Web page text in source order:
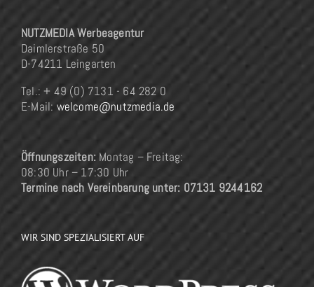
NUTZMEDIA Werbeagentur
Daimlerstraße 50
D-74211 Leingarten
Tel.: + 49 (0) 7131 - 64 282 0
E-Mail: welcome@nutzmedia.de
Öffnungszeiten: Montag – Freitag:
08:30 Uhr – 17:30 Uhr
Termine nach Vereinbarung unter: 07131 9244162
WIR SIND SPEZIALISIERT AUF